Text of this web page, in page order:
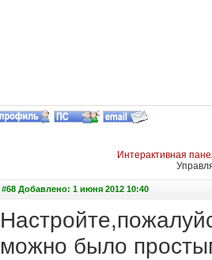
Интерактивная
#68 Добавлено: 1 июня 2012 10:40
можно было